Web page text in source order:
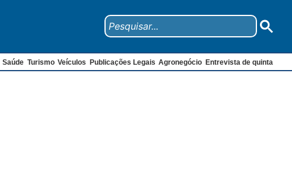
Saúde Turismo Veículos Publicações Legais Agronegócio Entrevista de quinta